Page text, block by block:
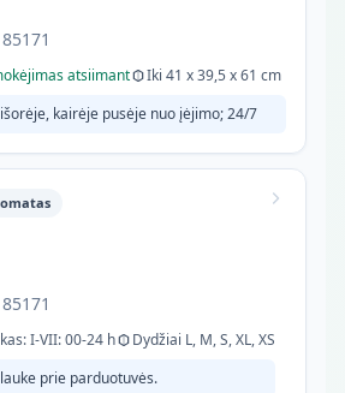
atsiimant
Iki 41 x 39,5 x 61 cm
kairėje pusėje nuo įėjimo; 24/7
I-VII: 00-24 h
Dydžiai L, M, S, XL, XS
prie parduotuvės.